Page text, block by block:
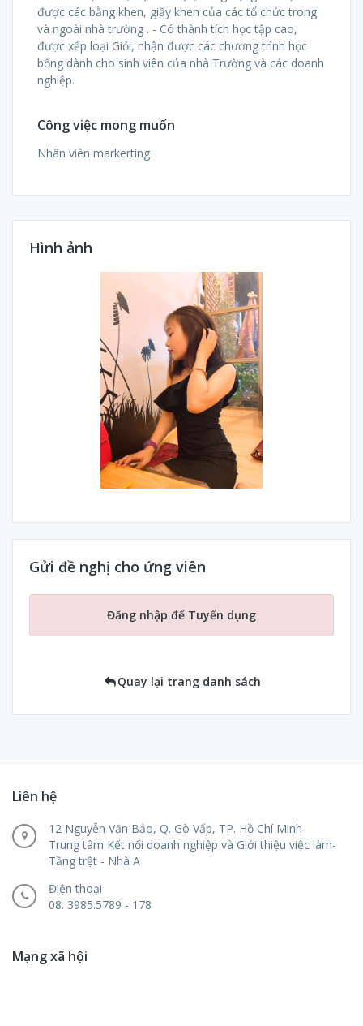
được các bằng khen, giấy khen của các tổ chức trong
và ngoài nhà trường . - Có thành tích học tập cao,
được xếp loại Giỏi, nhận được các chương trình học
bổng dành cho sinh viên của nhà Trường và các doanh
nghiệp.
Công việc mong muốn
Nhân viên markerting
Hình ảnh
Gửi đề nghị cho ứng viên
Đăng nhập để Tuyển dụng
Quay lại trang danh sách
Liên hệ
12 Nguyễn Văn Bảo, Q. Gò Vấp, TP. Hồ Chí Minh
Trung tâm Kết nối doanh nghiệp và Giới thiệu việc làm-
Tầng trệt - Nhà A
Điện thoại
08. 3985.5789 - 178
Mạng xã hội